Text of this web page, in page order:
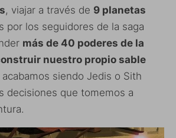
, viajar a través de 9 planetas
por los seguidores de la saga
más de 40 poderes de la
nuestro propio sable
siendo Jedis o Sith
decisiones que tomemos a